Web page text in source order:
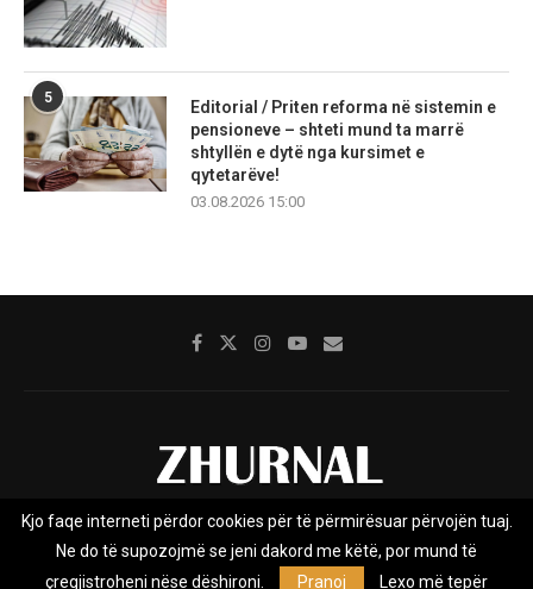
5
Editorial / Priten reforma në sistemin e
pensioneve – shteti mund ta marrë
shtyllën e dytë nga kursimet e
qytetarëve!
03.08.2026 15:00
Rreth nesh Impresumi Marketing
Privacy Policy
Kjo faqe interneti përdor cookies për të përmirësuar përvojën tuaj.
Ne do të supozojmë se jeni dakord me këtë, por mund të
çregjistroheni nëse dëshironi.
Pranoj Lexo më tepër